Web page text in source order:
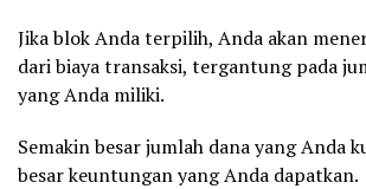
Jika blok Anda terpilih, Anda akan
dari biaya transaksi, tergantung pada
yang Anda miliki.
Semakin besar jumlah dana yang Anda
besar keuntungan yang Anda dapatkan.